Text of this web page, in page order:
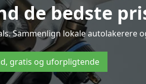
de bedste
Sammenlign lokale autolakerere
gratis og uforpligtende